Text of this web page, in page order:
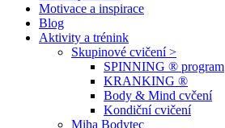
Motivace a inspirace
Blog
Aktivity a trénink
Skupinové cvičení >
SPINNING ® program
KRANKING ®
Body & Mind cvčení
Kondiční cvičení
Miha Bodytec